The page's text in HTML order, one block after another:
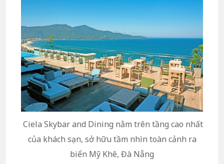
Ciela Skybar and Dining nằm trên tầng cao nhất
của khách sạn, sở hữu tầm nhìn toàn cảnh ra
biển Mỹ Khê, Đà Nẵng